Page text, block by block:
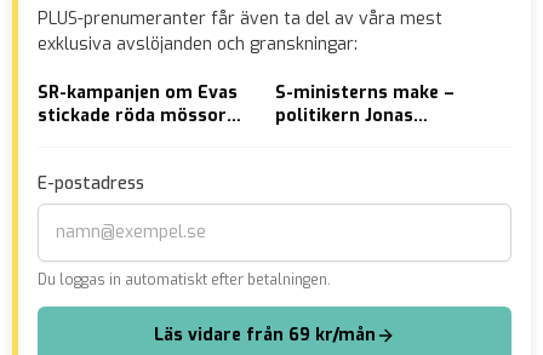
PLUS-prenumeranter får även ta del av våra mest
exklusiva avslöjanden och granskningar:
SR-kampanjen om Evas
stickade röda mössor
S-ministerns make –
politikern Jonas
E-postadress
Du loggas in automatiskt efter betalningen.
Läs vidare från 69 kr/mån